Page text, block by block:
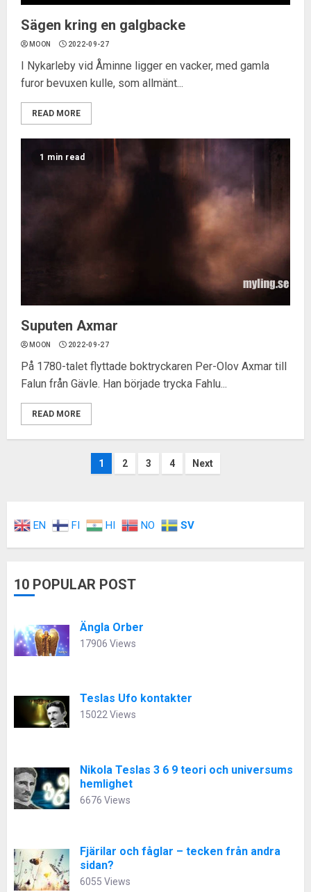
Sägen kring en galgbacke
MOON 2022-09-27
I Nykarleby vid Åminne ligger en vacker, med gamla
furor bevuxen kulle, som allmänt...
READ MORE
1 min read
Suputen Axmar
MOON 2022-09-27
På 1780-talet flyttade boktryckaren Per-Olov Axmar till
Falun från Gävle. Han började trycka Fahlu...
READ MORE
Inläggsnavigering
1 2 3 4 Next
EN FI HI NO SV
10 POPULAR POST
Ängla Orber
17906 Views
Teslas Ufo kontakter
15022 Views
Nikola Teslas 3 6 9 teori och universums
hemlighet
6676 Views
Fjärilar och fåglar – tecken från andra
sidan?
6055 Views